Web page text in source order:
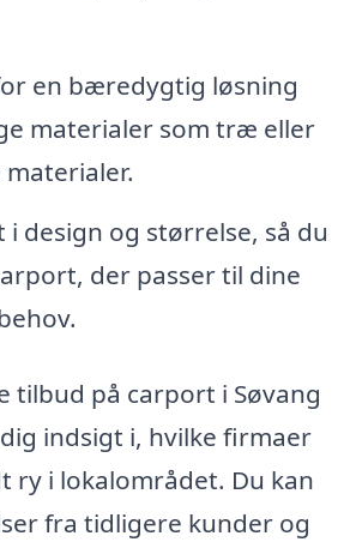
en bæredygtig løsning
materialer som træ eller
i design og størrelse, så du
der passer til dine
tilbud på carport i Søvang
indsigt i, hvilke firmaer
ry i lokalområdet. Du kan
fra tidligere kunder og